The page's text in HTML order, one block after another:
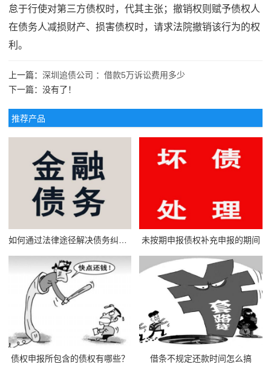
怠于行使对第三方债权时，代其主张；撤销权则赋予债权人
在债务人减损财产、损害债权时，请求法院撤销该行为的权
利。
上一篇： 深圳追债公司 ：借款5万诉讼费用多少
下一篇：没有了！
推荐产品
未按期申报债权补充申报的期间
债权申报所包含的债权有哪些？ 借条不规定还款时间怎么搞